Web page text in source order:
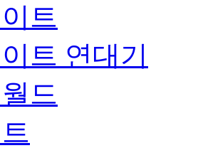
트
트 연대기
드